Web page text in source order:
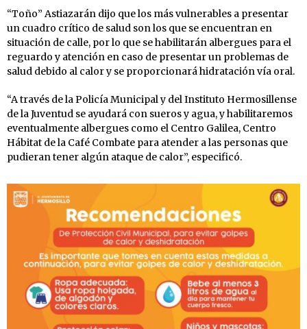
“Toño” Astiazarán dijo que los más vulnerables a presentar
un cuadro crítico de salud son los que se encuentran en
situación de calle, por lo que se habilitarán albergues para el
reguardo y atención en caso de presentar un problemas de
salud debido al calor y se proporcionará hidratación vía oral.
“A través de la Policía Municipal y del Instituto Hermosillense
de la Juventud se ayudará con sueros y agua, y habilitaremos
eventualmente albergues como el Centro Galilea, Centro
Hábitat de la Café Combate para atender a las personas que
pudieran tener algún ataque de calor”, especificó.